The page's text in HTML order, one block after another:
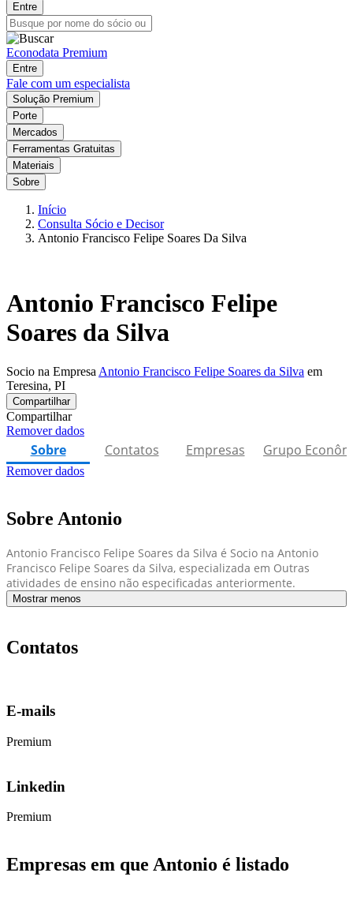
Entre
Econodata Premium
Entre
Fale com um especialista
Solução Premium
Porte
Mercados
Ferramentas Gratuitas
Materiais
Sobre
Início
Consulta Sócio e Decisor
Antonio Francisco Felipe Soares Da Silva
Antonio Francisco Felipe
Soares da Silva
Socio na Empresa Antonio Francisco Felipe Soares da Silva em
Teresina, PI
Compartilhar
Compartilhar
Remover dados
Sobre Contatos Empresas Grupo
Remover dados
Sobre Antonio
Antonio Francisco Felipe Soares da Silva é Socio na Antonio
Francisco Felipe Soares da Silva, especializada em Outras
atividades de ensino não especificadas anteriormente.
Mostrar menos
Contatos
E-mails
Premium
Linkedin
Premium
Empresas em que Antonio é listado